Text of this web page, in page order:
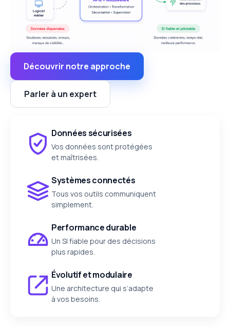
Découvrir notre approche
Parler à un expert
Données sécurisées
Vos données sont protégées
et maîtrisées.
Systèmes connectés
Tous vos outils communiquent
simplement.
Performance durable
Un SI fiable pour des décisions
plus rapides.
Évolutif et modulaire
Une architecture qui s’adapte
à vos besoins.